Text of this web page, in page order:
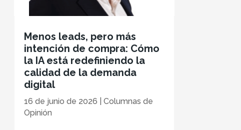
Menos leads, pero más
intención de compra: Cómo
la IA está redefiniendo la
calidad de la demanda
digital
16 de junio de 2026
Columnas de
Opinión